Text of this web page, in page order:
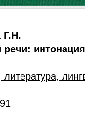
Г.Н.
речи: